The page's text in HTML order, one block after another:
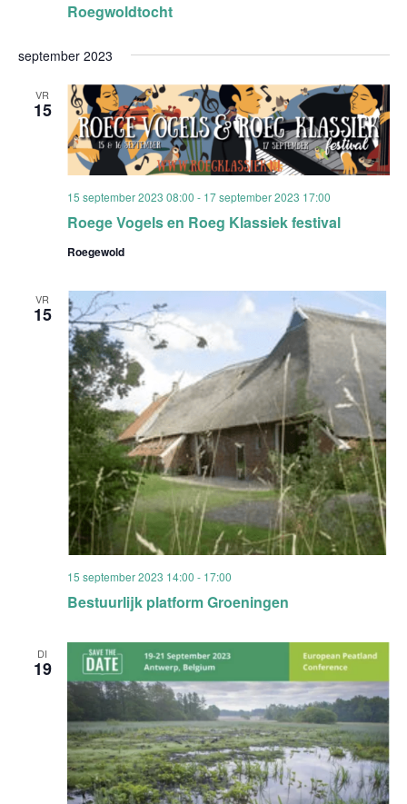
Roegwoldtocht
september 2023
VR
15
Roege Vogels en Roeg Klassiek festival
15 september 2023 08:00 - 17 september 2023 17:00
Roegewold
VR
15
Bestuurlijk platform Groeningen
15 september 2023 14:00 - 17:00
DI
19